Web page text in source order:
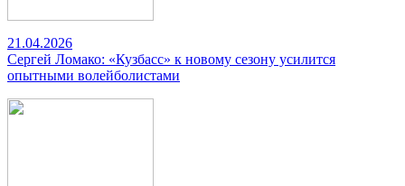
21.04.2026
Сергей Ломако: «Кузбасс» к новому сезону усилится
опытными волейболистами